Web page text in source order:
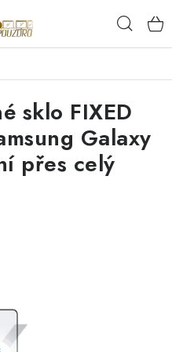
sklo FIXED
Galaxy
přes celý